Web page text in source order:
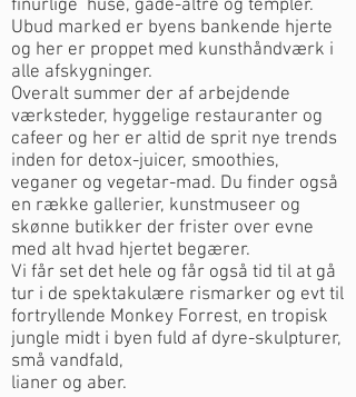
finurlige huse, gade-altre og templer.
Ubud marked er byens bankende hjerte
og her er proppet med kunsthåndværk i
alle afskygninger.
Overalt summer der af arbejdende
værksteder, hyggelige restauranter og
cafeer og her er altid de sprit nye trends
inden for detox-juicer, smoothies,
veganer og vegetar-mad. Du finder også
en række gallerier, kunstmuseer og
skønne butikker der frister over evne
med alt hvad hjertet begærer.
Vi får set det hele og får også tid til at gå
tur i de spektakulære rismarker og evt til
fortryllende Monkey Forrest, en tropisk
jungle midt i byen fuld af dyre-skulpturer,
små vandfald,
lianer og aber.